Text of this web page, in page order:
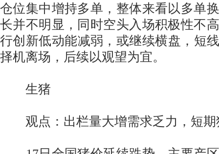
仓位集中增持多单，整体来看以多单
长并不明显，同时空头入场积极性不
行创新低动能减弱，或继续横盘，短
择机离场，后续以观望为宜。
生猪
观点：出栏量大增需求乏力，短期